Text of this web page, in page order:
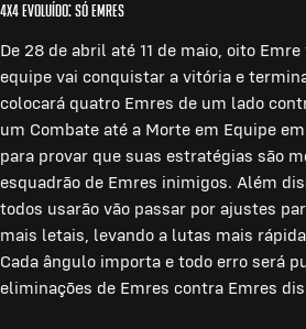
4x4 Evoluído: Só Emres
De 28 de abril até 11 de maio, oito
equipe vai conquistar a vitória e
colocará quatro Emres de um lado
um Combate até a Morte em Equipe
para provar que suas estratégias são
esquadrão de Emres inimigos. Além
todos usarão vão passar por ajustes
mais letais, levando a lutas mais
Cada ângulo importa e todo erro será
eliminações de Emres contra Emres